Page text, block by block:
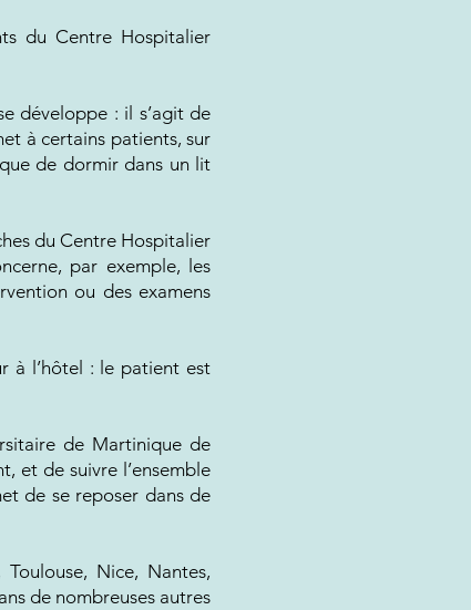
du Centre Hospitalier
développe : il s’agit de
à certains patients, sur
de dormir dans un lit
du Centre Hospitalier
par exemple, les
ou des examens
à l’hôtel : le patient est
de Martinique de
et de suivre l’ensemble
de se reposer dans de
Nice, Nantes,
de nombreuses autres